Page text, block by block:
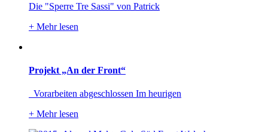
Die "Sperre Tre Sassi" von Patrick
+ Mehr lesen
Projekt „An der Front“
Vorarbeiten abgeschlossen Im heurigen
+ Mehr lesen